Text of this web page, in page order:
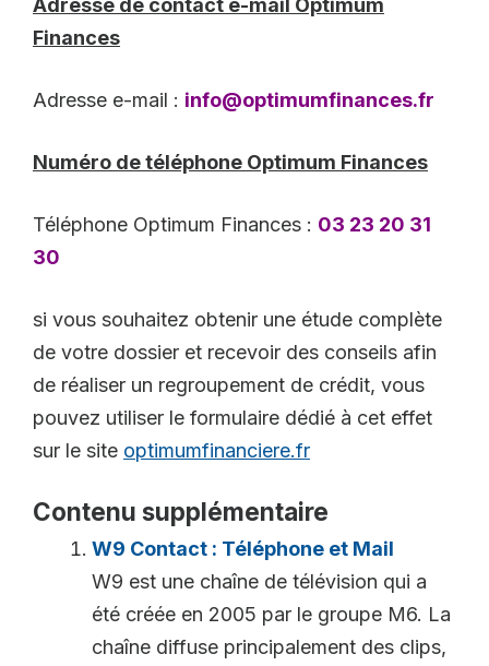
Adresse de contact e-mail Optimum
Finances
Adresse e-mail : info@optimumfinances.fr
Numéro de téléphone Optimum Finances
Téléphone Optimum Finances : 03 23 20 31
30
si vous souhaitez obtenir une étude complète
de votre dossier et recevoir des conseils afin
de réaliser un regroupement de crédit, vous
pouvez utiliser le formulaire dédié à cet effet
sur le site optimumfinanciere.fr
Contenu supplémentaire
W9 Contact : Téléphone et Mail
W9 est une chaîne de télévision qui a
été créée en 2005 par le groupe M6. La
chaîne diffuse principalement des clips,